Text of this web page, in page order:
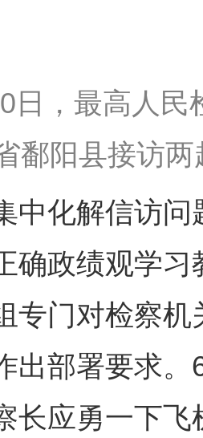
，最高人民
鄱阳县接访
化解信访问
确政绩观学
专门对检察
出部署要求
长应勇一下